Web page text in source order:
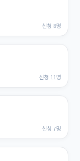
신청 8명
신청 11명
신청 7명